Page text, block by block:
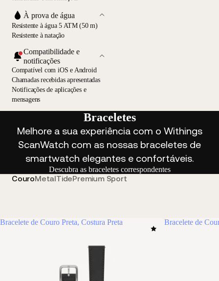
À prova de água
Resistente à água 5 ATM (50 m)
Resistente à natação
Compatibilidade e
notificações
Compatível com iOS e Android
Chamadas recebidas apresentadas
Notificações de aplicações e
mensagens
Braceletes
Melhore a sua experiência com o Withings
ScanWatch com as nossas braceletes de
smartwatch elegantes e confortáveis.
Descubra as braceletes correspondentes
CouroMetalTidePremium Sport
Bracelete de Couro Preta, Costura Preta Bracelete de